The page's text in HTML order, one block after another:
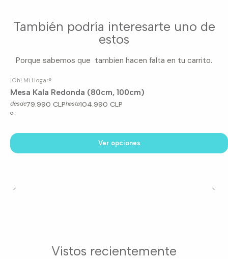
También podría interesarte uno de
estos
Porque sabemos que tambien hacen falta en tu carrito.
|Oh! Mi Hogar®
Mesa Kala Redonda (80cm, 100cm)
desde79.990 CLPhasta104.990 CLP
Ver opciones
Vistos recientemente